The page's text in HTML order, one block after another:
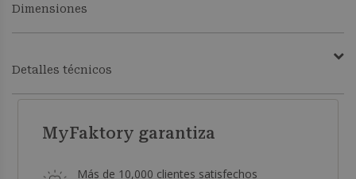
Dimensiones
Detalles técnicos
MyFaktory garantiza
Más de 10,000 clientes satisfechos